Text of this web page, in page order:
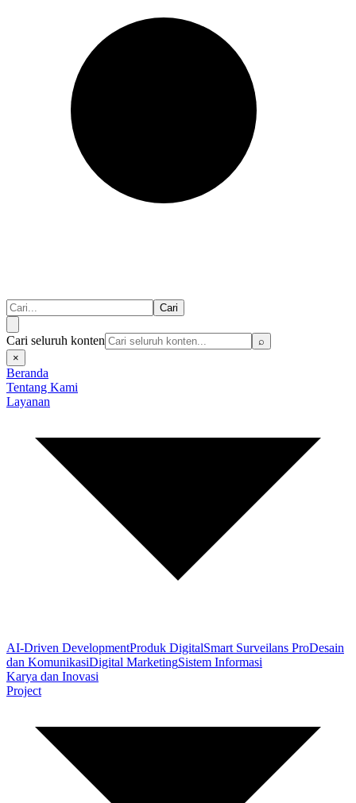
Cari
Cari seluruh konten
⌕
×
Beranda
Tentang Kami
Layanan
AI-Driven DevelopmentProduk DigitalSmart Surveilans ProDesain
dan KomunikasiDigital MarketingSistem Informasi
Karya dan Inovasi
Project